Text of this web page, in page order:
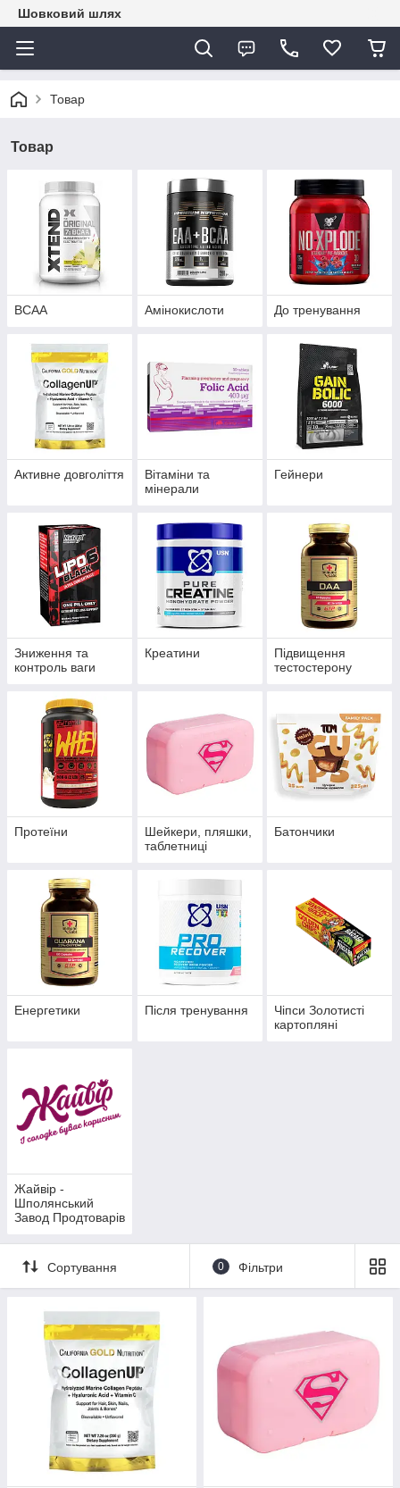
Шовковий шлях
Товар
Товар
BCAA Амінокислоти До тренування
Активне довголіття
Вітаміни та
мінерали
Гейнери
Зниження та
контроль ваги
Креатини
Підвищення
тестостерону
Протеїни
Шейкери, пляшки,
таблетниці
Батончики
Енергетики Після тренування
Чіпси Золотисті
картопляні
Жайвір -
Шполянський
Завод Продтоварів
Сортування 0 Фільтри